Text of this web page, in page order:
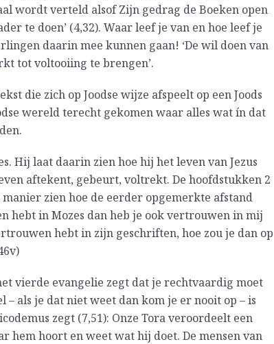
wordt verteld alsof Zijn gedrag de Boeken open
te doen’ (4,32). Waar leef je van en hoe leef je
daarin mee kunnen gaan! ‘De wil doen van
tot voltooiing te brengen’.
die zich op Joodse wijze afspeelt op een Joods
wereld terecht gekomen waar alles wat ín dat
Hij laat daarin zien hoe hij het leven van Jezus
aftekent, gebeurt, voltrekt. De hoofdstukken 2
zien hoe de eerder opgemerkte afstand
hebt in Mozes dan heb je ook vertrouwen in mij
hebt in zijn geschriften, hoe zou je dan op
vierde evangelie zegt dat je rechtvaardig moet
als je dat niet weet dan kom je er nooit op – is
zegt (7,51): Onze Tora veroordeelt een
hem hoort en weet wat hij doet. De mensen van